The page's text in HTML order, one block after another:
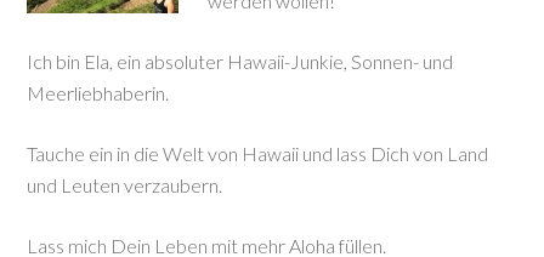
Ich bin Ela, ein absoluter Hawaii-Junkie, Sonnen- und
Meerliebhaberin.
Tauche ein in die Welt von Hawaii und lass Dich von Land
und Leuten verzaubern.
Lass mich Dein Leben mit mehr Aloha füllen.